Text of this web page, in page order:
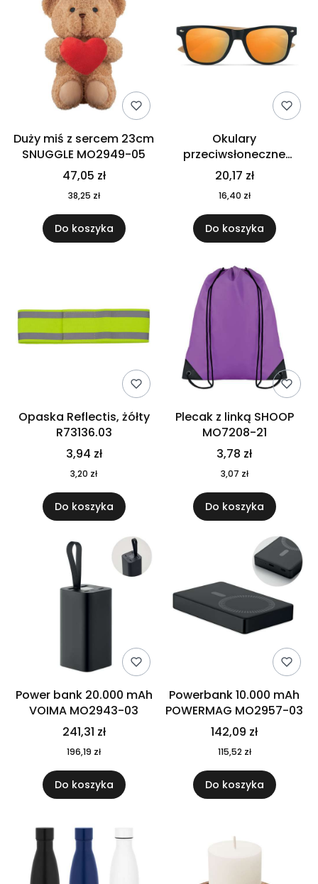
Duży miś z sercem 23cm
SNUGGLE MO2949-05
47,05 zł
38,25 zł
Do koszyka
Okulary
przeciwsłoneczne
CALIFORNIA TOUCH
MO9617-10
20,17 zł
16,40 zł
Do koszyka
Opaska Reflectis, żółty
R73136.03
3,94 zł
3,20 zł
Do koszyka
Plecak z linką SHOOP
MO7208-21
3,78 zł
3,07 zł
Do koszyka
Power bank 20.000 mAh
VOIMA MO2943-03
241,31 zł
196,19 zł
Do koszyka
Powerbank 10.000 mAh
POWERMAG MO2957-03
142,09 zł
115,52 zł
Do koszyka